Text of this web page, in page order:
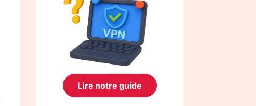
Lire notre guide